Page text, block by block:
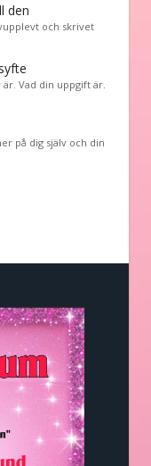
den
och skrivet
Vad din uppgift är.
på dig själv och din